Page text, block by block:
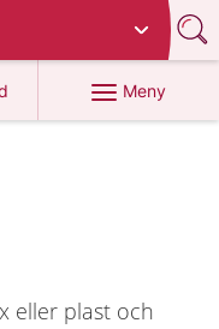
Meny
eller plast och